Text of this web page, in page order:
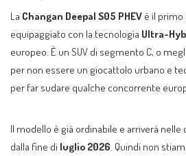
La Changan Deepal S05 PHEV è il
equipaggiato con la tecnologia Ultra-
europeo. È un SUV di segmento C, o
per non essere un giocattolo urbano e
per far sudare qualche concorrente
Il modello è già ordinabile e arriverà
dalla fine di luglio 2026 . Quindi non